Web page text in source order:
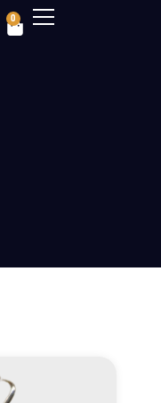
0